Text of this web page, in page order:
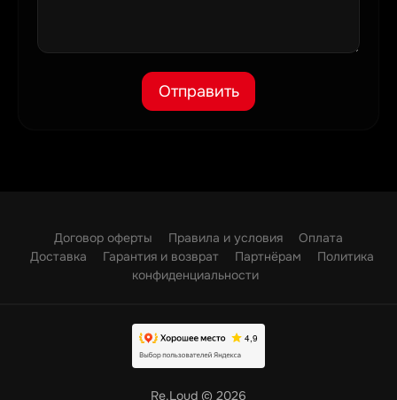
Отправить
Договор оферты Правила и условия
Оплата
Доставка
Гарантия и возврат Партнёрам
Политика
конфиденциальности
Re.Loud © 2026